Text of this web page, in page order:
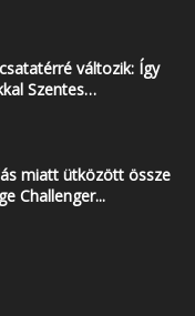
változik: Így
Szentes…
miatt ütközött össze
Challenger...